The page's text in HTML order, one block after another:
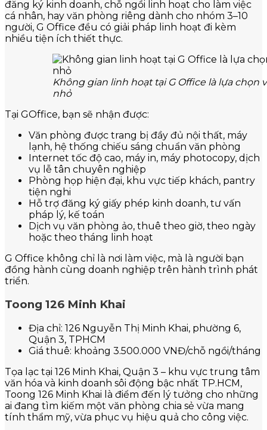
đăng ký kinh doanh, chỗ ngồi linh hoạt cho làm việc
cá nhân, hay văn phòng riêng dành cho nhóm 3–10
người, G Office đều có giải pháp linh hoạt đi kèm
nhiều tiện ích thiết thực.
Không gian linh hoạt tại G Office là lựa
nhỏ
Tại GOffice, bạn sẽ nhận được:
Văn phòng được trang bị đầy đủ nội thất, máy
lạnh, hệ thống chiếu sáng chuẩn văn phòng
Internet tốc độ cao, máy in, máy photocopy, dịch
vụ lễ tân chuyên nghiệp
Phòng họp hiện đại, khu vực tiếp khách, pantry
tiện nghi
Hỗ trợ đăng ký giấy phép kinh doanh, tư vấn
pháp lý, kế toán
Dịch vụ văn phòng ảo, thuê theo giờ, theo ngày
hoặc theo tháng linh hoạt
G Office không chỉ là nơi làm việc, mà là người bạn
đồng hành cùng doanh nghiệp trên hành trình phát
triển.
Toong 126 Minh Khai
Địa chỉ: 126 Nguyễn Thị Minh Khai, phường 6,
Quận 3, TPHCM
Giá thuê: khoảng 3.500.000 VNĐ/chỗ ngồi/tháng
Tọa lạc tại 126 Minh Khai, Quận 3 – khu vực trung tâm
văn hóa và kinh doanh sôi động bậc nhất TP.HCM,
Toong 126 Minh Khai là điểm đến lý tưởng cho những
ai đang tìm kiếm một văn phòng chia sẻ vừa mang
tính thẩm mỹ, vừa phục vụ hiệu quả cho công việc.